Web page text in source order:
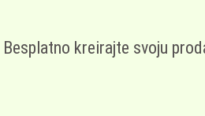
Besplatno kreirajte svoju